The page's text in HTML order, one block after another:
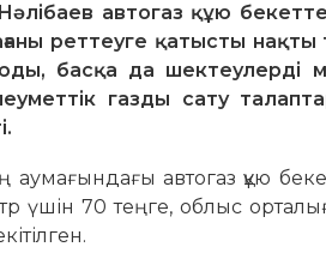
автогаз құю
реттеуге қатысты
басқа да шектеулерді
газды сату
автогаз құю
үшін 70 теңге, облыс